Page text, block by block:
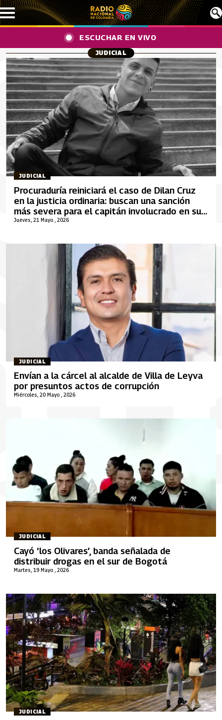
Pasar al contenido principal
ESCUCHAR EN VIVO
JUDICIAL
JUDICIAL
Jueves, 21 Mayo , 2026
Procuraduría reiniciará el caso de Dilan Cruz
en la justicia ordinaria: buscan una sanción
más severa para el capitán involucrado en su
muerte
JUDICIAL
Miércoles, 20 Mayo , 2026
Envían a la cárcel al alcalde de Villa de Leyva
por presuntos actos de corrupción
JUDICIAL
Martes, 19 Mayo , 2026
Cayó ‘los Olivares’, banda señalada de
distribuir drogas en el sur de Bogotá
JUDICIAL